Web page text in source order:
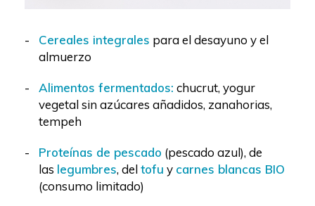
Cereales integrales para el desayuno y el
almuerzo
Alimentos fermentados: chucrut, yogur
vegetal sin azúcares añadidos, zanahorias,
tempeh
Proteínas de pescado (pescado azul), de
las legumbres, deltofu y carnes blancas BIO
(consumo limitado)